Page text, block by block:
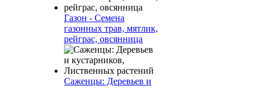
Газон - Семена
газонных трав, мятлик,
рейграс, овсянница
Саженцы: Деревьев и